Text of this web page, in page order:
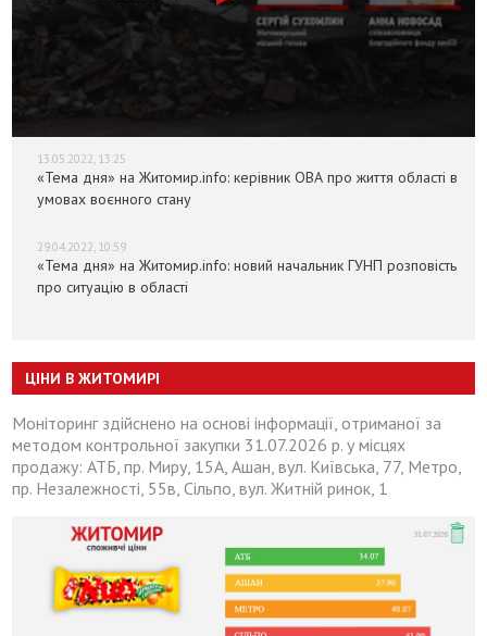
13.05.2022, 13:25
«Тема дня» на Житомир.info: керівник ОВА про життя області в
умовах воєнного стану
29.04.2022, 10:59
«Тема дня» на Житомир.info: новий начальник ГУНП розповість
про ситуацію в області
ЦІНИ В ЖИТОМИРІ
Моніторинг здійснено на основі інформації, отриманої за
методом контрольної закупки 31.07.2026 р. у місцях
продажу: АТБ, пр. Миру, 15А, Ашан, вул. Київська, 77, Метро,
пр. Незалежності, 55в, Сільпо, вул. Житній ринок, 1